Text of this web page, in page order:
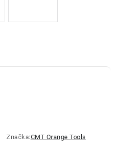
Značka:CMT Orange Tools